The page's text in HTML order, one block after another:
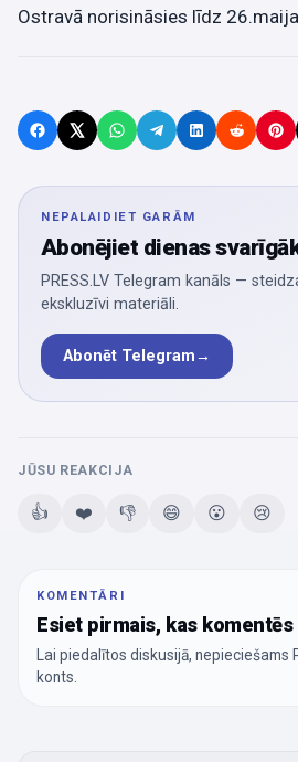
Ostravā norisināsies līdz
NEPALAIDIET GARĀM
Abonējiet dienas
PRESS.LV Telegram kanāls —
ekskluzīvi materiāli.
Abonēt Telegram→
JŪSU REAKCIJA
👍 ❤️ 👎 😄 😮 😢
KOMENTĀRI
Esiet pirmais, kas komentēs
Lai piedalītos diskusijā, nepieciešams
konts.